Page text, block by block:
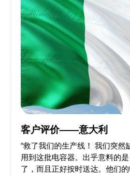
客户评价——意大利
“救了我们的生产线！ 我们突然
用到这批电容器。出乎意料的
了，而且正好按时送达。他们